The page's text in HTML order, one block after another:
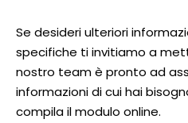
Se desideri ulteriori
specifiche ti invitiamo a
nostro team è pronto ad
informazioni di cui hai
compila il modulo online.